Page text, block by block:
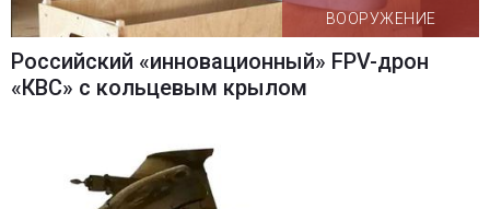
ВООРУЖЕНИЕ
Российский «инновационный» FPV-дрон
«КВС» с кольцевым крылом